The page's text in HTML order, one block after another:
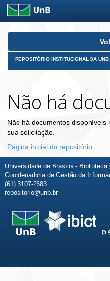
Skip
REPOSITÓRIO INSTITUCIONAL DA UNB
Não há
Não há documentos disponíveis
sua solicitação.
Página inicial do repositório
Universidade de Brasília - Biblioteca
Coordenadoria de Gestão da
(61) 3107-2683
repositorio@unb.br